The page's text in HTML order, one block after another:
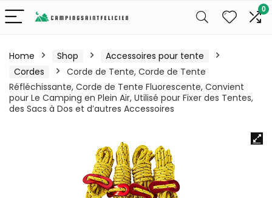
0
Home Shop
Accessoires pour tente
Cordes
Corde de Tente, Corde de Tente
Réfléchissante, Corde de Tente Fluorescente, Convient
pour Le Camping en Plein Air, Utilisé pour Fixer des Tentes,
des Sacs à Dos et d’autres Accessoires